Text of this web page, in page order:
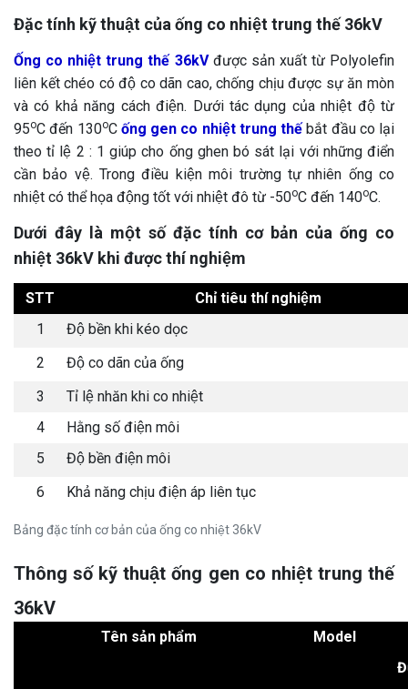
Đặc tính kỹ thuật của ống co nhiệt trung thế 36kV
Ống co nhiệt trung thế 36kVđược sản xuất từ Polyolefin
liên kết chéo có độ co dãn cao, chống chịu được sự ăn mòn
và có khả năng cách điện. Dưới tác dụng của nhiệt độ từ
95oC đến 130oC ống gen co nhiệt trung thếbắt đầu co lại
theo tỉ lệ 2 : 1 giúp cho ống ghen bó sát lại với những điển
cần bảo vệ. Trong điều kiện môi trường tự nhiên ống co
nhiệt có thể họa động tốt với nhiệt đô từ -50oC đến 140oC.
Dưới đây là một số đặc tính cơ bản của ống co
nhiệt 36kV khi được thí nghiệm
Bảng đặc tính cơ bản của ống co nhiệt 36kV
STT
Chỉ tiêu thí nghiệm
1
Độ bền khi kéo dọc
2
Độ co dãn của ống
3
Tỉ lệ nhăn khi co nhiệt
4
Hằng số điện môi
5
Độ bền điện môi
6
Khả năng chịu điện áp liên tục
Thông số kỹ thuật ống gen co nhiệt trung thế
36kV
Tên sản phẩm
Model